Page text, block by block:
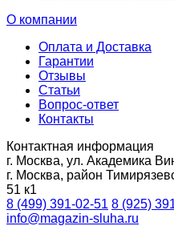
О компании
Оплата и Доставка
Гарантии
Отзывы
Статьи
Вопрос-ответ
Контакты
Контактная информация
г. Москва, ул. Академика
г. Москва, район
51 к1
8 (499) 391-02-51 8 (925)
info@magazin-sluha.ru